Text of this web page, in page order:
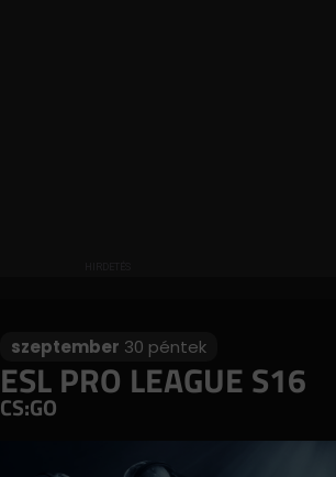
szeptember 30 péntek
ESL PRO LEAGUE S16
CS:GO